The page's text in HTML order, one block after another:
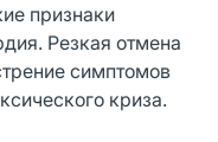
признаки
Резкая отмена
симптомов
криза.